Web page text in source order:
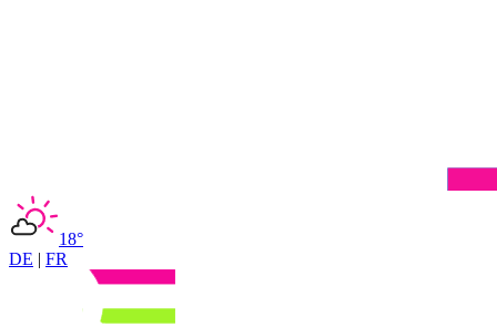
18°
DE | FR